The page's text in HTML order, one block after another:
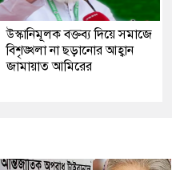
উস্কানিমূলক বক্তব্য দিয়ে সমাজে
বিশৃঙ্খলা না ছড়ানোর আহ্বান
জামায়াত আমিরের